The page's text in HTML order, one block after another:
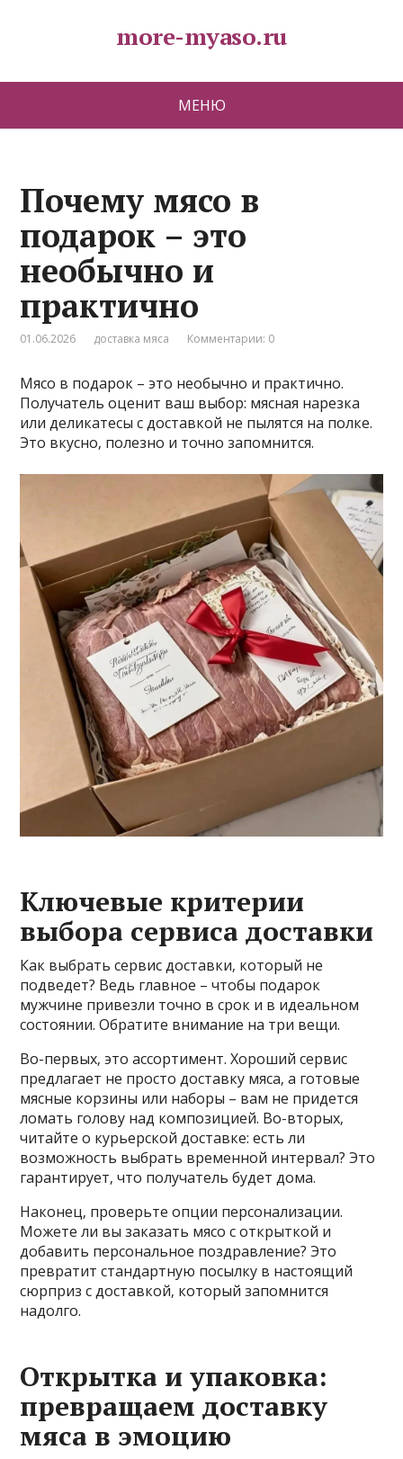
more-myaso.ru
МЕНЮ
Почему мясо в
подарок – это
необычно и
практично
01.06.2026 доставка мяса Комментарии: 0
Мясо в подарок – это необычно и практично.
Получатель оценит ваш выбор: мясная нарезка
или деликатесы с доставкой не пылятся на полке.
Это вкусно‚ полезно и точно запомнится.
Ключевые критерии
выбора сервиса доставки
Как выбрать сервис доставки‚ который не
подведет? Ведь главное – чтобы подарок
мужчине привезли точно в срок и в идеальном
состоянии. Обратите внимание на три вещи.
Во-первых‚ это ассортимент. Хороший сервис
предлагает не просто доставку мяса‚ а готовые
мясные корзины или наборы – вам не придется
ломать голову над композицией. Во-вторых‚
читайте о курьерской доставке: есть ли
возможность выбрать временной интервал? Это
гарантирует‚ что получатель будет дома.
Наконец‚ проверьте опции персонализации.
Можете ли вы заказать мясо с открыткой и
добавить персональное поздравление? Это
превратит стандартную посылку в настоящий
сюрприз с доставкой‚ который запомнится
надолго.
Открытка и упаковка:
превращаем доставку
мяса в эмоцию